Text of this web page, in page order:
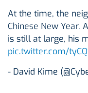
At the time, the
Chinese New Year.
is still at large, his
pic.twitter.com/
- David Kime